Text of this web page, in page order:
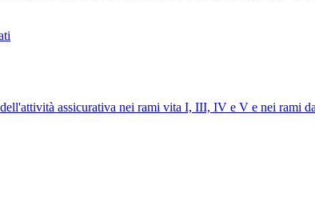
assicurativa nei rami vita I, III, IV e V e nei rami